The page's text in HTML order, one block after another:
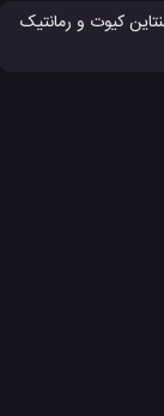
کیوت و رمانتیک
کنید.